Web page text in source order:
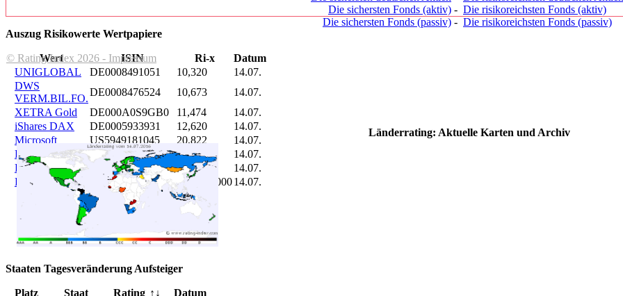
Die sichersten Fonds (aktiv) - Die risikoreichsten Fonds (aktiv)
Die sichersten Fonds (passiv) - Die risikoreichsten Fonds (passiv)
© Rating Index 2026 - Impressum
Auszug Risikowerte Wertpapiere
Wert ISIN Ri-x
Datum
UNIGLOBAL
DE0008491051 10,320
14.07.
DWS
VERM.BIL.FO.
DE0008476524 10,673
14.07.
XETRA Gold
DE000A0S9GB0 11,474
14.07.
iShares DAX
DE0005933931 12,620
14.07.
Microsoft
US5949181045 20,822
14.07.
DAIMLER
DE0007100000 46,047
14.07.
Brent Oil
DE000A0KRKM571,382
14.07.
Bitcoin
BITCOIN 185.899,00014.07.
Länderrating: Aktuelle Karten und Archiv
Staaten Tagesveränderung Aufsteiger
Platz Staat Rating ↑↓
Datum